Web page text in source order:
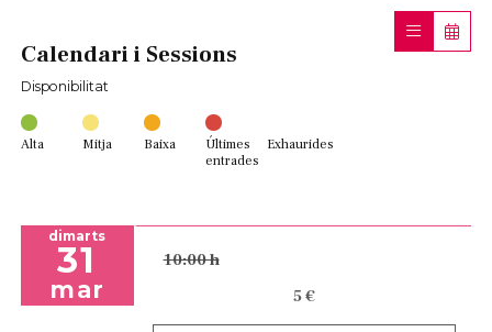
Calendari i Sessions
Disponibilitat
Alta Mitja Baixa
Últimes
entrades
Exhaurides
dimarts
31
mar
10:00 h
5 €